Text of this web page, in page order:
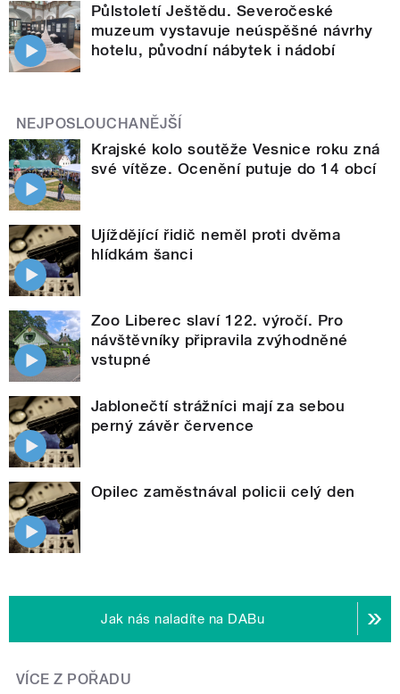
Půlstoletí Ještědu. Severočeské
muzeum vystavuje neúspěšné návrhy
hotelu, původní nábytek i nádobí
NEJPOSLOUCHANĚJŠÍ
Krajské kolo soutěže Vesnice roku zná
své vítěze. Ocenění putuje do 14 obcí
Ujíždějící řidič neměl proti dvěma
hlídkám šanci
Zoo Liberec slaví 122. výročí. Pro
návštěvníky připravila zvýhodněné
vstupné
Jablonečtí strážníci mají za sebou
perný závěr července
Opilec zaměstnával policii celý den
Jak nás naladíte na DABu
VÍCE Z POŘADU